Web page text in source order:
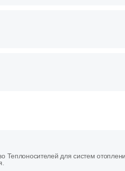
Теплоносителей для систем